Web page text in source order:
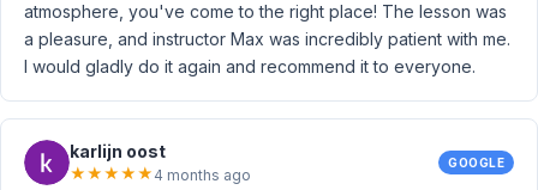
atmosphere, you've come to the right place! The lesson was
a pleasure, and instructor Max was incredibly patient with me.
I would gladly do it again and recommend it to everyone.
karlijn oost
★★★★★ 4 months ago
GOOGLE